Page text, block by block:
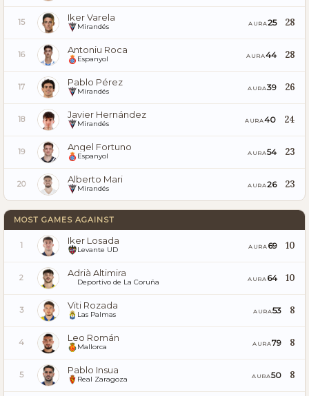
15 Iker Varela
Mirandés AURA25 28
16 Antoniu Roca
Espanyol AURA44 28
17 Pablo Pérez
Mirandés AURA39 26
18 Javier Hernández
Mirandés AURA40 24
19 Angel Fortuno
Espanyol AURA54 23
20 Alberto Mari
Mirandés AURA26 23
MOST GAMES AGAINST
1 Iker Losada
Levante UD AURA 69 10
2 Adrià Altimira
Deportivo de La Coruña AURA 64 10
3 Viti Rozada
Las Palmas AURA53 8
4 Leo Román
Mallorca AURA79 8
5 Pablo Insua
Real Zaragoza AURA50 8